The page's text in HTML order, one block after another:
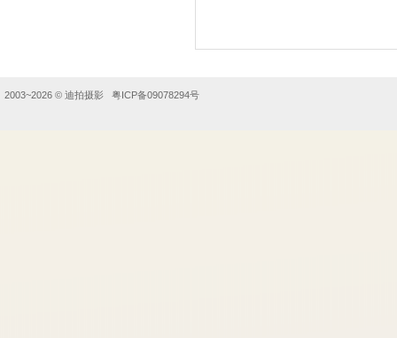
2003~2026 © 迪拍摄影 粤ICP备09078294号